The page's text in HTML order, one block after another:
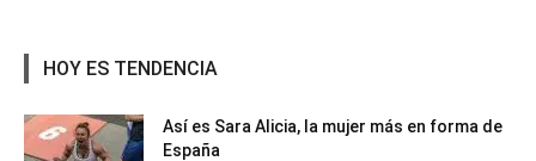
HOY ES TENDENCIA
Así es Sara Alicia, la mujer más en forma de
España